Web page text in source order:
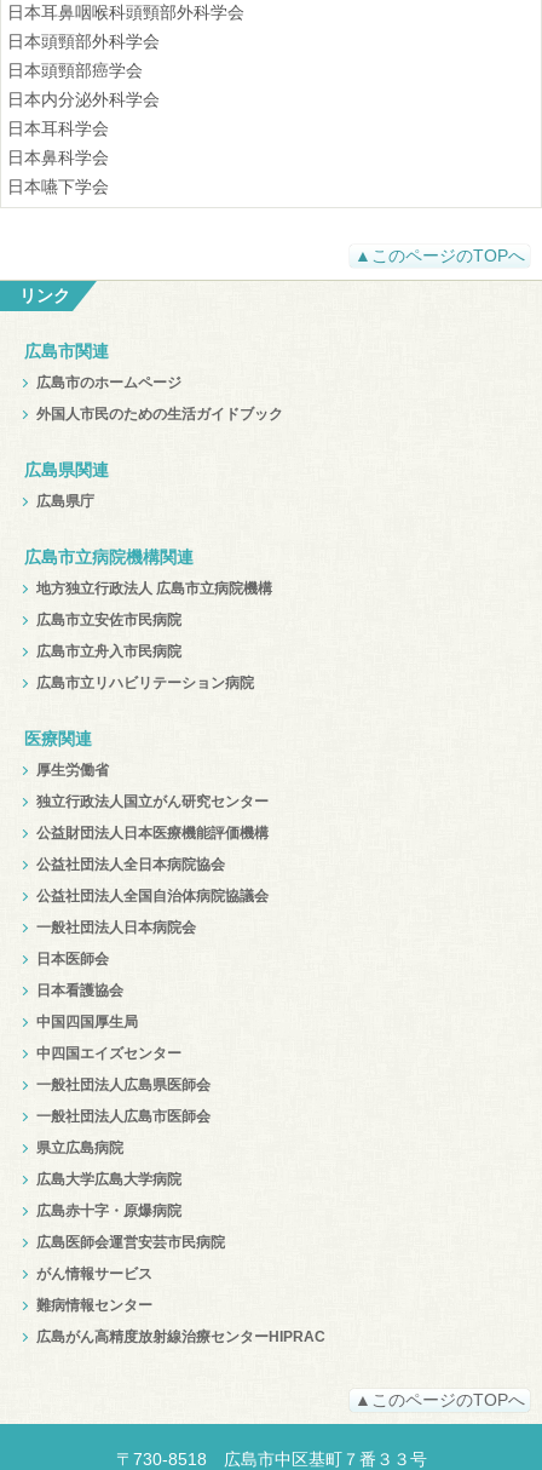
日本耳鼻咽喉科頭頸部外科学会
日本頭頸部外科学会
日本頭頸部癌学会
日本内分泌外科学会
日本耳科学会
日本鼻科学会
日本嚥下学会
▲このページのTOPへ
リンク
広島市関連
広島市のホームページ
外国人市民のための生活ガイドブック
広島県関連
広島県庁
広島市立病院機構関連
地方独立行政法人 広島市立病院機構
広島市立安佐市民病院
広島市立舟入市民病院
広島市立リハビリテーション病院
医療関連
厚生労働省
独立行政法人国立がん研究センター
公益財団法人日本医療機能評価機構
公益社団法人全日本病院協会
公益社団法人全国自治体病院協議会
一般社団法人日本病院会
日本医師会
日本看護協会
中国四国厚生局
中四国エイズセンター
一般社団法人広島県医師会
一般社団法人広島市医師会
県立広島病院
広島大学広島大学病院
広島赤十字・原爆病院
広島医師会運営安芸市民病院
がん情報サービス
難病情報センター
広島がん高精度放射線治療センターHIPRAC
▲このページのTOPへ
〒 730-8518 広島市中区基町７番３３号